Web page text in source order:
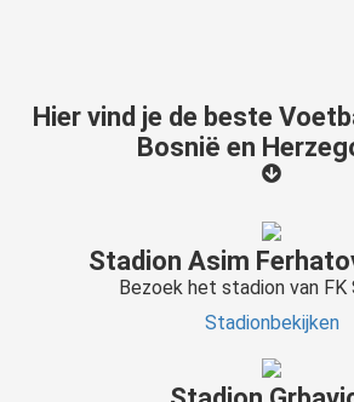
Hier vind je de beste
Bosnië en
Stadion Asim
Bezoek het stadion van FK
Stadionbekijken